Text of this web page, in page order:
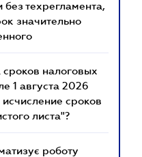
без техрегламента,
значительно
налоговых
1 августа 2026
исчисление сроков
листа"?
роботу